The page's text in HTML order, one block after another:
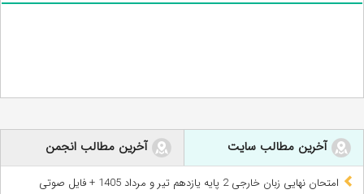
آخرین مطالب سایت آخرین مطالب انجمن
امتحان نهایی زبان خارجی 2 پایه یازدهم تیر و مرداد 1405 + فایل صوتی